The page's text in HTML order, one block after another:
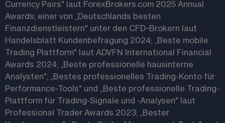
Currency Pairs" laut ForexBrokers.com 2025 Annual
Awards; einer von „Deutschlands besten
Finanzdienstleistern" unter den CFD-Brokern laut
Handelsblatt Kundenbefragung 2024; „Beste mobile
Trading Plattform" laut ADVFN International Financial
Awards 2024; „Beste professionelle hausinterne
Analysten", „Bestes professionelles Trading-Konto für
Performance-Tools" und „Beste professionelle Trading-
Plattform für Trading-Signale und -Analysen" laut
Professional Trader Awards 2023; „Bester